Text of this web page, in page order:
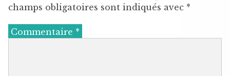
champs obligatoires sont indiqués avec *
Commentaire *